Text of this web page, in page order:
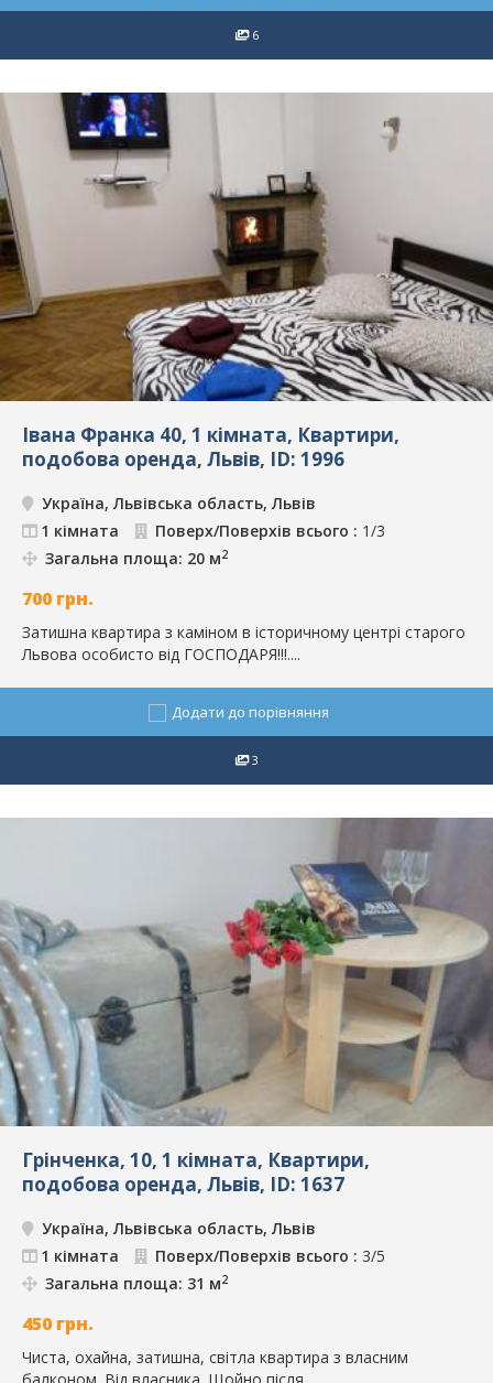
6
Івана Франка 40, 1 кімната, Квартири,
подобова оренда, Львів, ID: 1996
Україна, Львівська область, Львів
1 кімната
Поверх/Поверхів всього : 1/3
Загальна площа: 20 м2
700 грн.
Затишна квартира з каміном в історичному центрі старого
Львова особисто від ГОСПОДАРЯ!!!....
Додати до порівняння
3
Грінченка, 10, 1 кімната, Квартири,
подобова оренда, Львів, ID: 1637
Україна, Львівська область, Львів
1 кімната
Поверх/Поверхів всього : 3/5
Загальна площа: 31 м2
450 грн.
Чиста, охайна, затишна, світла квартира з власним